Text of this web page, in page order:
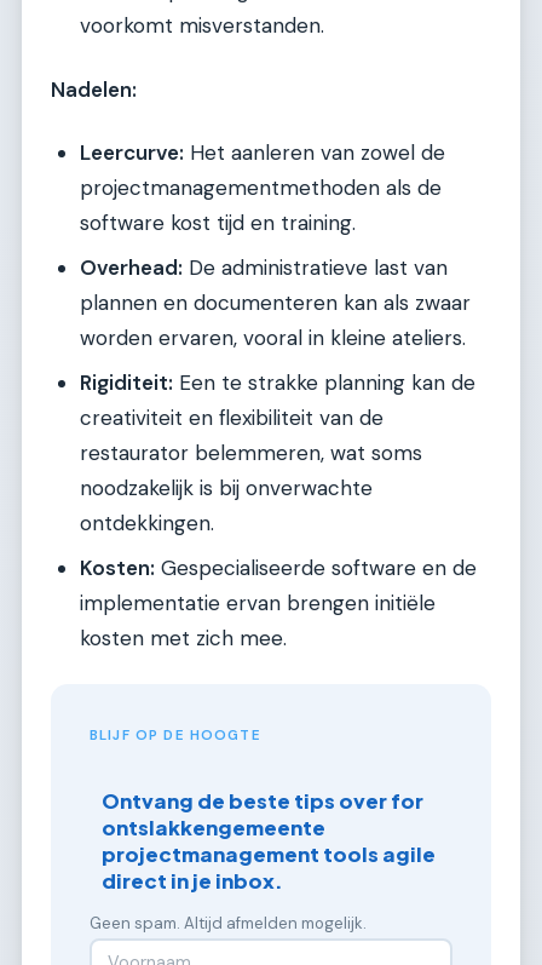
voorkomt misverstanden.
Nadelen:
Leercurve: Het aanleren van zowel de
projectmanagementmethoden als de
software kost tijd en training.
Overhead: De administratieve last van
plannen en documenteren kan als zwaar
worden ervaren, vooral in kleine ateliers.
Rigiditeit: Een te strakke planning kan de
creativiteit en flexibiliteit van de
restaurator belemmeren, wat soms
noodzakelijk is bij onverwachte
ontdekkingen.
Kosten: Gespecialiseerde software en de
implementatie ervan brengen initiële
kosten met zich mee.
BLIJF OP DE HOOGTE
Ontvang de beste tips over for
ontslakkengemeente
projectmanagement tools agile
direct in je inbox.
Geen spam. Altijd afmelden mogelijk.